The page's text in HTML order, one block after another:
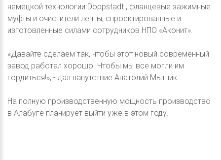
немецкой технологии Doppstadt , фланцевые зажимные
муфты и очистители ленты, спроектированные и
изготовленные силами сотрудников НПО «Аконит».
«Давайте сделаем так, чтобы этот новый современный
завод работал хорошо. Чтобы мы все могли им
гордиться!», - дал напутствие Анатолий Мытник.
На полную производственную мощность производство
в Алабуге планирует выйти уже в этом году.